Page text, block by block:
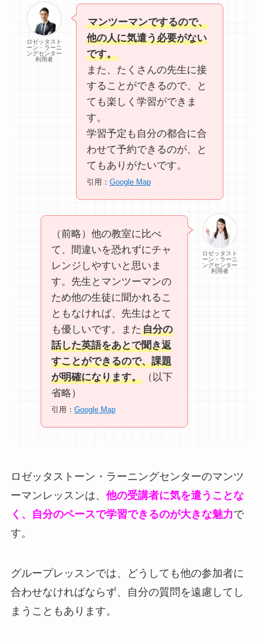
ロゼッタスト
ーン・ラーニ
ングセンター
利用者
マンツーマンでするので、
他の人に気遣う必要がない
です。
また、たくさんの先生に接
することができるので、と
ても楽しく学習ができま
す。
学習予定も自分の都合に合
わせて予約できるのが、と
てもありがたいです。
引用： Google Map
ロゼッタスト
ーン・ラーニ
ングセンター
利用者
（前略）他の教室に比べ
て、間違いを恐れずにチャ
レンジしやすいと思いま
す。先生とマンツーマンの
ため他の生徒に聞かれるこ
ともなければ、先生はとて
も優しいです。また自分の
話した英語をあとで聞き返
すことができるので、課題
が明確になります。（以下
省略）
引用： Google Map
ロゼッタストーン・ラーニングセンターのマンツ
ーマンレッスンは、 他の受講者に気を遣うことな
く、自分のペースで学習できるのが大きな魅力で
す。
グループレッスンでは、どうしても他の参加者に
合わせなければならず、自分の質問を遠慮してし
まうこともあります。